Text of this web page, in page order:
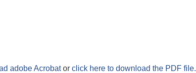
adobe Acrobator click here to download the PDF file.